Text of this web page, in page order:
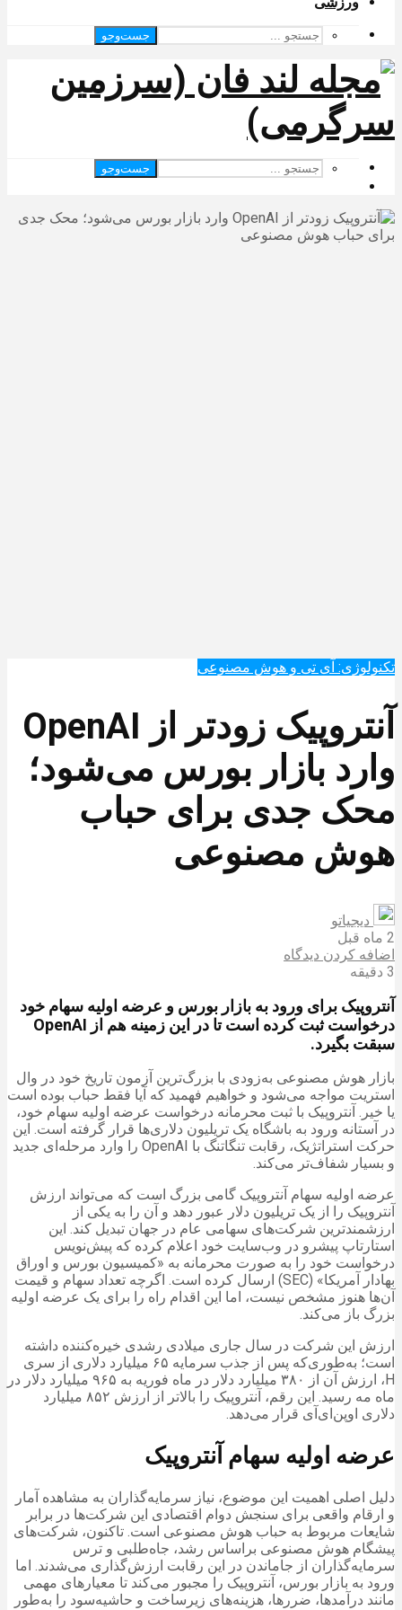
جست‌وجو
جست‌وجو
تکنولوژی: آی تی و هوش مصنوعی
آنتروپیک زودتر از OpenAI
وارد بازار بورس می‌شود؛
محک جدی برای حباب
هوش مصنوعی
دیجیاتو
2 ماه قبل
اضافه کردن دیدگاه
3 دقیقه
آنتروپیک برای ورود به بازار بورس و عرضه اولیه سهام خود
درخواست ثبت کرده است تا در این زمینه هم از OpenAI
سبقت بگیرد.
بازار هوش مصنوعی به‌زودی با بزرگ‌ترین آزمون تاریخ خود در وال
استریت مواجه می‌شود و خواهیم فهمید که آیا فقط حباب بوده است
یا خیر. آنتروپیک با ثبت محرمانه درخواست عرضه اولیه سهام خود،
در آستانه ورود به باشگاه یک تریلیون دلاری‌ها قرار گرفته است. این
حرکت استراتژیک، رقابت تنگاتنگ با OpenAI را وارد مرحله‌ای جدید
و بسیار شفاف‌تر می‌کند.
عرضه اولیه سهام آنتروپیک گامی بزرگ است که می‌تواند ارزش
آنتروپیک را از یک تریلیون دلار عبور دهد و آن را به یکی از
ارزشمندترین شرکت‌های سهامی عام در جهان تبدیل کند. این
استارتاپ پیشرو در وب‌سایت خود اعلام کرده که پیش‌نویس
درخواست خود را به صورت محرمانه به «کمیسیون بورس و اوراق
بهادار آمریکا» (SEC) ارسال کرده است. اگرچه تعداد سهام و قیمت
آن‌ها هنوز مشخص نیست، اما این اقدام راه را برای یک عرضه اولیه
بزرگ باز می‌کند.
ارزش این شرکت در سال جاری میلادی رشدی خیره‌کننده داشته
است؛ به‌طوری‌که پس از جذب سرمایه ۶۵ میلیارد دلاری از سری
H، ارزش آن از ۳۸۰ میلیارد دلار در ماه فوریه به ۹۶۵ میلیارد دلار در
ماه مه رسید. این رقم، آنتروپیک را بالاتر از ارزش ۸۵۲ میلیارد
دلاری اوپن‌ای‌آی قرار می‌دهد.
عرضه اولیه سهام آنتروپیک
دلیل اصلی اهمیت این موضوع، نیاز سرمایه‌گذاران به مشاهده آمار
و ارقام واقعی برای سنجش دوام اقتصادی این شرکت‌ها در برابر
شایعات مربوط به حباب هوش مصنوعی است. تاکنون، شرکت‌های
پیشگام هوش مصنوعی براساس رشد، جاه‌طلبی و ترس
سرمایه‌گذاران از جاماندن در این رقابت ارزش‌گذاری می‌شدند. اما
ورود به بازار بورس، آنتروپیک را مجبور می‌کند تا معیارهای مهمی
مانند درآمدها، ضررها، هزینه‌های زیرساخت و حاشیه‌سود را به‌طور